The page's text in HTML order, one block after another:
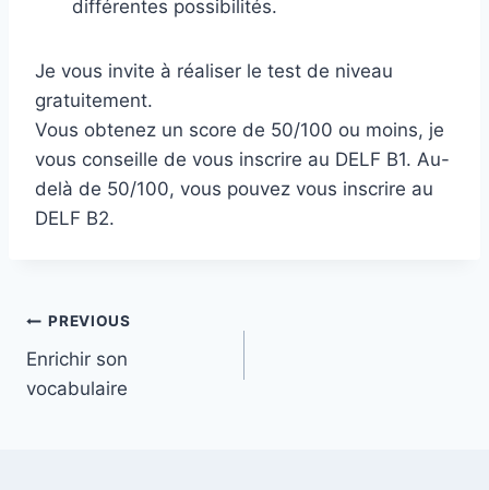
différentes possibilités.
Je vous invite à réaliser le test de niveau
gratuitement.
Vous obtenez un score de 50/100 ou moins, je
vous conseille de vous inscrire au DELF B1. Au-
delà de 50/100, vous pouvez vous inscrire au
DELF B2.
Post
navigation
PREVIOUS
Enrichir son
vocabulaire